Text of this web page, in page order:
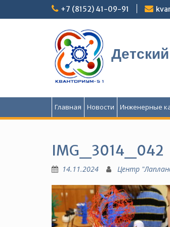
+7 (8152) 41-09-91
Главная Новости Инженерные
IMG_3014_042
14.11.2024 Центр